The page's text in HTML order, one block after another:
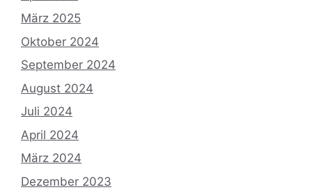
März 2025
Oktober 2024
September 2024
August 2024
Juli 2024
April 2024
März 2024
Dezember 2023